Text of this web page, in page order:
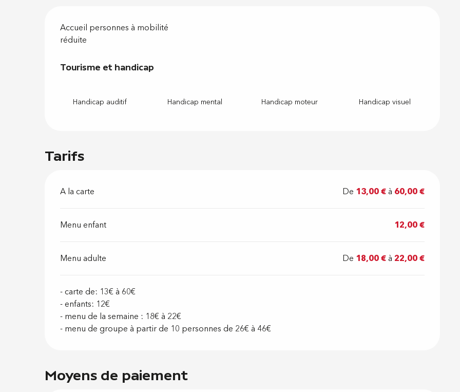
Accueil personnes à mobilité
réduite
Tourisme et handicap
Tourisme et handicap
Handicap auditif Handicap mental Handicap moteur Handicap visuel
Tarifs
A la carte De 13,00 €à 60,00 €
Menu enfant 12,00 €
Menu adulte De 18,00 €à22,00 €
- carte de: 13€ à 60€
- enfants: 12€
- menu de la semaine : 18€ à 22€
- menu de groupe à partir de 10 personnes de 26€ à 46€
Moyens de paiement